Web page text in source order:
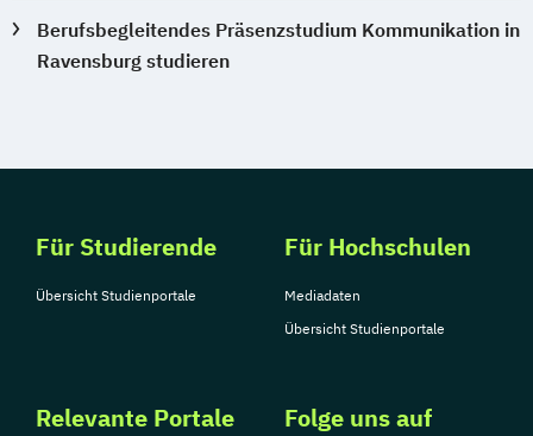
Berufsbegleitendes Präsenzstudium Kommunikation in
Ravensburg studieren
Für Studierende
Übersicht Studienportale
Für Hochschulen
Mediadaten
Übersicht Studienportale
Relevante Portale Folge uns auf